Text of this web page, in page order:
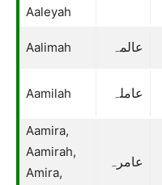
Aaleyah
Aalimah عالمہ
Aamilah عاملہ
Aamira,
Aamirah,
Amira,
عامرہ